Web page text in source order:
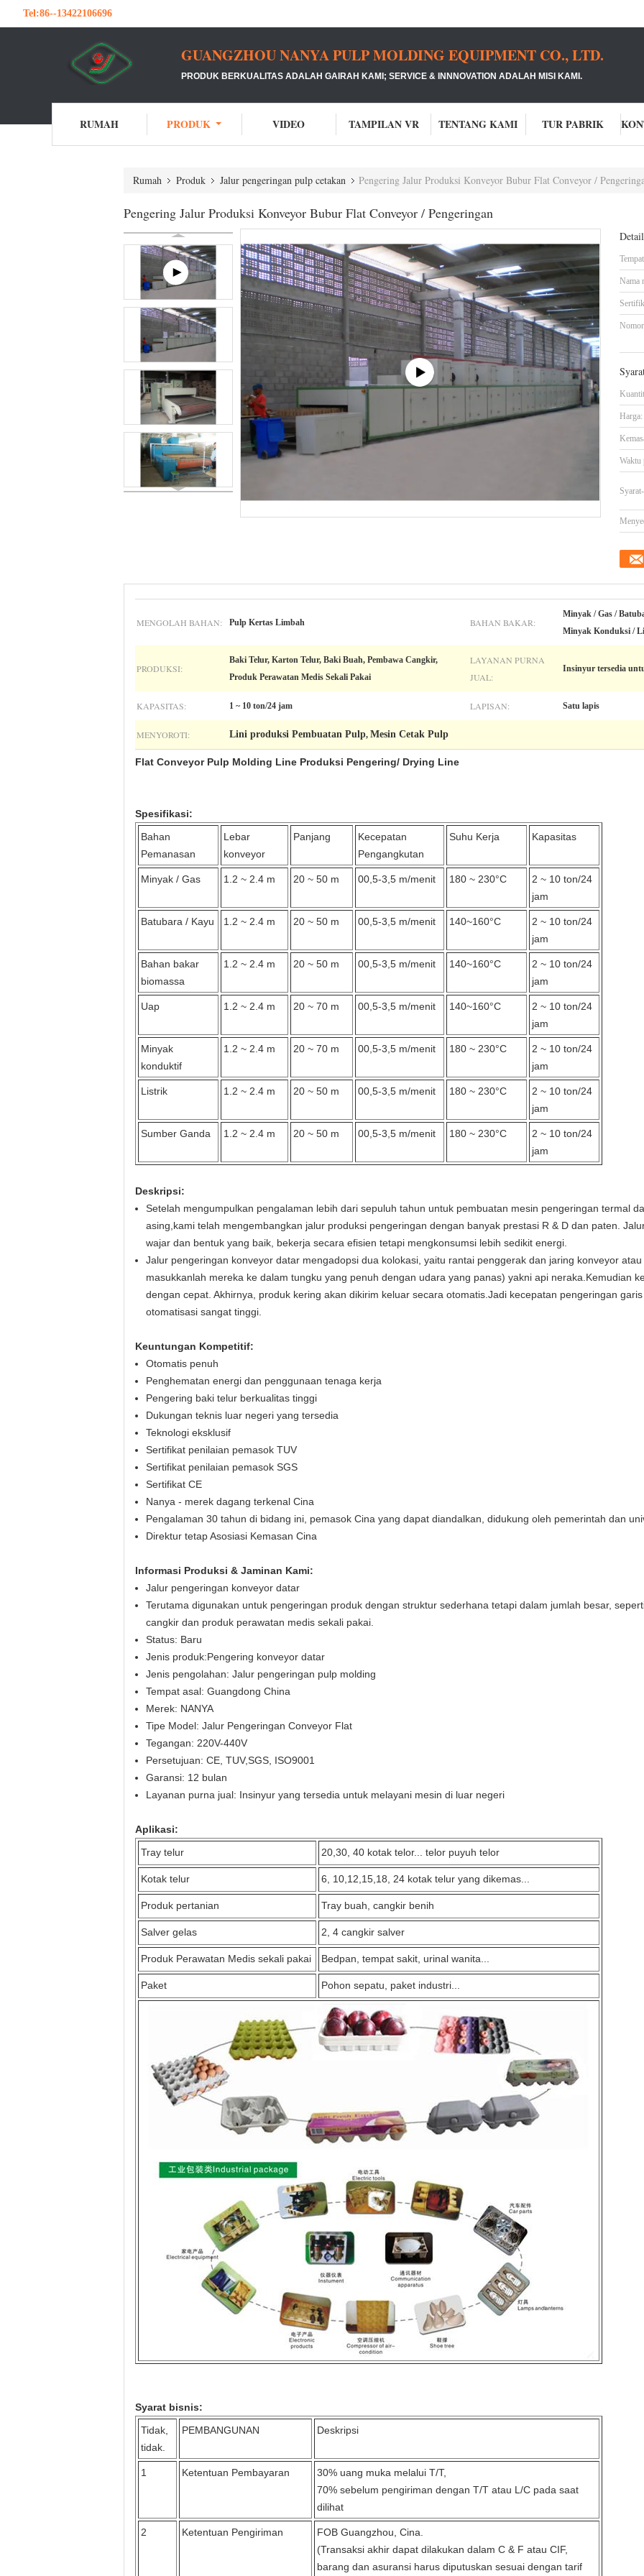
Tel:86--13422106696
GUANGZHOU NANYA PULP MOLDING EQUIPMENT CO., LTD.
PRODUK BERKUALITAS ADALAH GAIRAH KAMI; SERVICE & INNNOVATION ADALAH MISI KAMI.
RUMAH PRODUK VIDEO TAMPILAN VR TENTANG KAMI TUR PABRIK
Rumah Produk Jalur pengeringan pulp cetakan Pengering Jalur Produksi Konveyor Bubur Flat Conveyor /
Pengering Jalur Produksi Konveyor Bubur Flat Conveyor / Pengeringan
Nama
Harga:
Waktu
MENGOLAH BAHAN: Pulp Kertas Limbah BAHAN BAKAR:
Minyak / Gas /
Minyak Konduksi /
PRODUKSI:
Baki Telur, Karton Telur, Baki Buah, Pembawa Cangkir,
Produk Perawatan Medis Sekali Pakai
LAYANAN PURNA
JUAL:
Insinyur tersedia
KAPASITAS: 1 ~ 10 ton/24 jam LAPISAN: Satu lapis
MENYOROTI: Lini produksi Pembuatan Pulp, Mesin Cetak Pulp
Flat Conveyor Pulp Molding Line Produksi Pengering/ Drying Line
Spesifikasi:
Bahan
Pemanasan
Lebar
konveyor
Panjang
Kecepatan
Pengangkutan
Suhu Kerja Kapasitas
Minyak / Gas 1.2 ~ 2.4 m 20 ~ 50 m 00,5-3,5 m/menit 180 ~ 230°C
2 ~ 10 ton/24
jam
Batubara / Kayu 1.2 ~ 2.4 m 20 ~ 50 m 00,5-3,5 m/menit 140~160°C
2 ~ 10 ton/24
jam
Bahan bakar
biomassa
1.2 ~ 2.4 m 20 ~ 50 m 00,5-3,5 m/menit 140~160°C
2 ~ 10 ton/24
jam
Uap 1.2 ~ 2.4 m 20 ~ 70 m 00,5-3,5 m/menit 140~160°C
2 ~ 10 ton/24
jam
Minyak
konduktif
1.2 ~ 2.4 m 20 ~ 70 m 00,5-3,5 m/menit 180 ~ 230°C
2 ~ 10 ton/24
jam
Listrik 1.2 ~ 2.4 m 20 ~ 50 m 00,5-3,5 m/menit 180 ~ 230°C
2 ~ 10 ton/24
jam
Sumber Ganda 1.2 ~ 2.4 m 20 ~ 50 m 00,5-3,5 m/menit 180 ~ 230°C
2 ~ 10 ton/24
jam
Deskripsi:
Setelah mengumpulkan pengalaman lebih dari sepuluh tahun untuk pembuatan mesin pengeringan termal
asing,kami telah mengembangkan jalur produksi pengeringan dengan banyak prestasi R & D dan paten.
wajar dan bentuk yang baik, bekerja secara efisien tetapi mengkonsumsi lebih sedikit energi.
Jalur pengeringan konveyor datar mengadopsi dua kolokasi, yaitu rantai penggerak dan jaring konveyor
masukkanlah mereka ke dalam tungku yang penuh dengan udara yang panas) yakni api neraka.Kemudian
dengan cepat. Akhirnya, produk kering akan dikirim keluar secara otomatis.Jadi kecepatan pengeringan
otomatisasi sangat tinggi.
Keuntungan Kompetitif:
Otomatis penuh
Penghematan energi dan penggunaan tenaga kerja
Pengering baki telur berkualitas tinggi
Dukungan teknis luar negeri yang tersedia
Teknologi eksklusif
Sertifikat penilaian pemasok TUV
Sertifikat penilaian pemasok SGS
Sertifikat CE
Nanya - merek dagang terkenal Cina
Pengalaman 30 tahun di bidang ini, pemasok Cina yang dapat diandalkan, didukung oleh pemerintah dan
Direktur tetap Asosiasi Kemasan Cina
Informasi Produksi & Jaminan Kami:
Jalur pengeringan konveyor datar
Terutama digunakan untuk pengeringan produk dengan struktur sederhana tetapi dalam jumlah besar,
cangkir dan produk perawatan medis sekali pakai.
Status: Baru
Jenis produk:Pengering konveyor datar
Jenis pengolahan: Jalur pengeringan pulp molding
Tempat asal: Guangdong China
Merek: NANYA
Tipe Model: Jalur Pengeringan Conveyor Flat
Tegangan: 220V-440V
Persetujuan: CE, TUV,SGS, ISO9001
Garansi: 12 bulan
Layanan purna jual: Insinyur yang tersedia untuk melayani mesin di luar negeri
Aplikasi:
Tray telur
20,30, 40 kotak telor... telor puyuh telor
Kotak telur 6, 10,12,15,18, 24 kotak telur yang dikemas...
Produk pertanian Tray buah, cangkir benih
Salver gelas 2, 4 cangkir salver
Produk Perawatan Medis sekali pakai Bedpan, tempat sakit, urinal wanita...
Paket Pohon sepatu, paket industri...
Syarat bisnis:
Tidak,
tidak.
PEMBANGUNAN Deskripsi
1 Ketentuan Pembayaran
30% uang muka melalui T/T,
70% sebelum pengiriman dengan T/T atau L/C pada saat
dilihat
2 Ketentuan Pengiriman
FOB Guangzhou, Cina.
(Transaksi akhir dapat dilakukan dalam C & F atau CIF,
barang dan asuransi harus diputuskan sesuai dengan tarif